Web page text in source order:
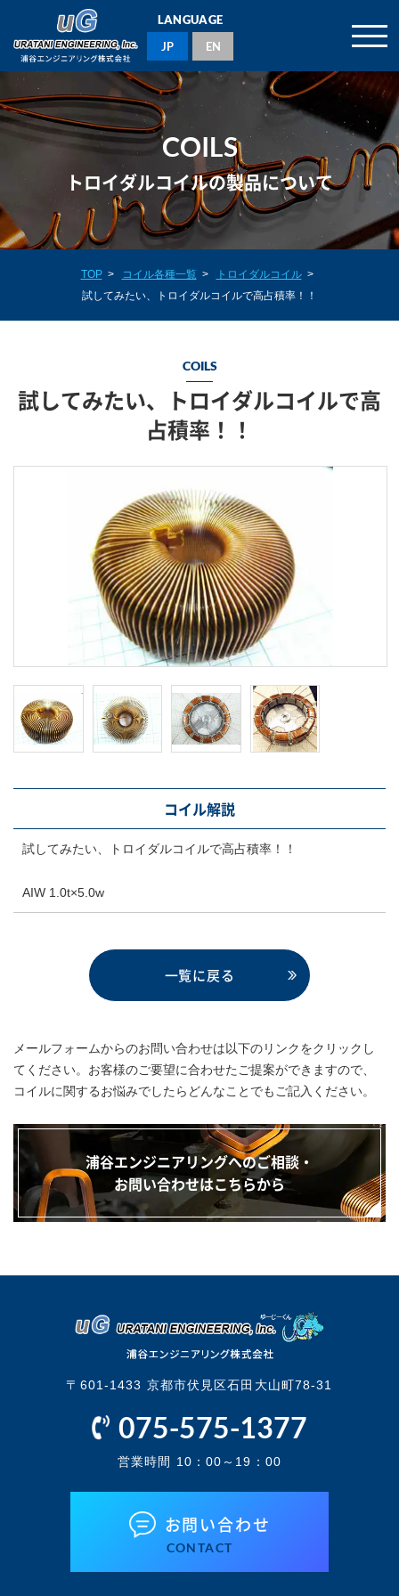
LANGUAGE
JP
EN
COILS
トロイダルコイルの製品について
TOP> コイル各種一覧 > トロイダルコイル>
試してみたい、トロイダルコイルで高占積率！！
COILS
試してみたい、トロイダルコイルで高
占積率！！
コイル解説
試してみたい、トロイダルコイルで高占積率！！
AIW 1.0t×5.0w
一覧に戻る
メールフォームからのお問い合わせは以下のリンクをクリックし
てください。お客様のご要望に合わせたご提案ができますので、
コイルに関するお悩みでしたらどんなことでもご記入ください。
浦谷エンジニアリングへのご相談・
お問い合わせはこちらから
〒601-1433 京都市伏見区石田大山町78-31
075-575-1377
営業時間 10：00～19：00
お問い合わせ
CONTACT